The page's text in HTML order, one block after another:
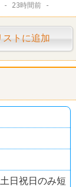
23時間前
ストに追加
日祝日のみ短